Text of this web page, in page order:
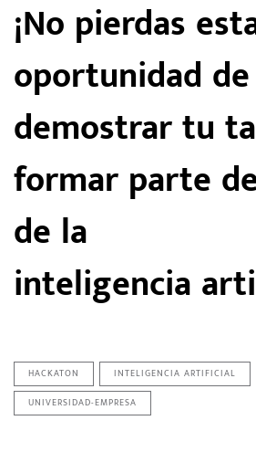
¡No pierdas
oportunidad de
demostrar tu
formar parte
de la
inteligencia
HACKATON
INTELIGENCIA ARTIFICIAL
UNIVERSIDAD-EMPRESA